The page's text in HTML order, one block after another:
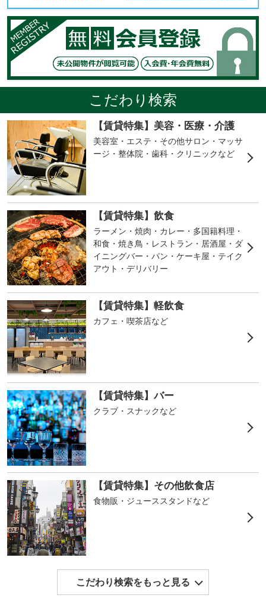
こだわり検索
【賃貸特集】美容・医療・介護
美容室・エステ・その他サロン・マッサ
ージ・整体院・歯科・クリニックなど
【賃貸特集】飲食
ラーメン・焼肉・カレー・多国籍料理・
和食・焼き鳥・レストラン・居酒屋・ダ
イニングバー・パン・ケーキ屋・テイク
アウト・デリバリー
【賃貸特集】軽飲食
カフェ・喫茶店など
【賃貸特集】バー
クラブ・スナックなど
【賃貸特集】その他飲食店
食物販・ジューススタンドなど
こだわり検索をもっと見る